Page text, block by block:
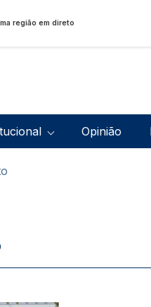
região em direto
Opinião